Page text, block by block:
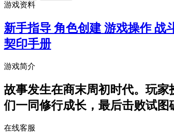
游戏资料
新手指导 角色创建 游戏操作 战
契印手册
游戏简介
故事发生在商末周初时代。玩
们一同修行成长，最后击败试
在线客服